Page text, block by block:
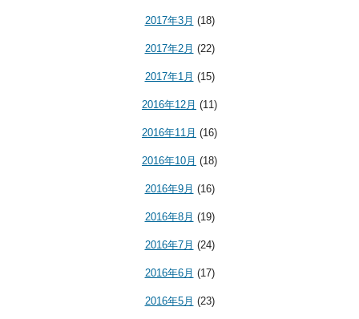
2017年3月 (18)
2017年2月 (22)
2017年1月 (15)
2016年12月 (11)
2016年11月 (16)
2016年10月 (18)
2016年9月 (16)
2016年8月 (19)
2016年7月 (24)
2016年6月 (17)
2016年5月 (23)